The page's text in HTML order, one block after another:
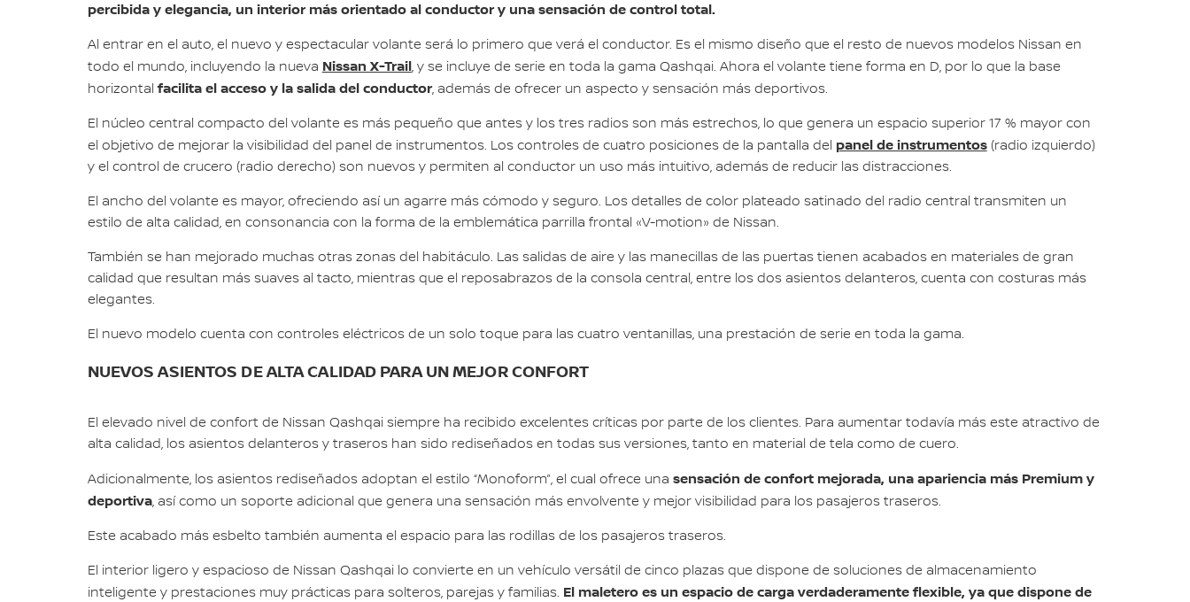
percibida y elegancia, un interior más orientado al conductor y una sensación de control total.
Al entrar en el auto, el nuevo y espectacular volante será lo primero que verá el conductor. Es el mismo diseño que el resto de nuevos modelos Nissan en
todo el mundo, incluyendo la nueva Nissan X-Trail, y se incluye de serie en toda la gama Qashqai. Ahora el volante tiene forma en D, por lo que la base
horizontalfacilita el acceso y la salida del conductor, además de ofrecer un aspecto y sensación más deportivos.
El núcleo central compacto del volante es más pequeño que antes y los tres radios son más estrechos, lo que genera un espacio superior 17 % mayor con
el objetivo de mejorar la visibilidad del panel de instrumentos. Los controles de cuatro posiciones de la pantalla del panel de instrumentos(radio izquierdo)
y el control de crucero (radio derecho) son nuevos y permiten al conductor un uso más intuitivo, además de reducir las distracciones.
El ancho del volante es mayor, ofreciendo así un agarre más cómodo y seguro. Los detalles de color plateado satinado del radio central transmiten un
estilo de alta calidad, en consonancia con la forma de la emblemática parrilla frontal «V-motion» de Nissan.
También se han mejorado muchas otras zonas del habitáculo. Las salidas de aire y las manecillas de las puertas tienen acabados en materiales de gran
calidad que resultan más suaves al tacto, mientras que el reposabrazos de la consola central, entre los dos asientos delanteros, cuenta con costuras más
elegantes.
El nuevo modelo cuenta con controles eléctricos de un solo toque para las cuatro ventanillas, una prestación de serie en toda la gama.
NUEVOS ASIENTOS DE ALTA CALIDAD PARA UN MEJOR CONFORT
El elevado nivel de confort de Nissan Qashqai siempre ha recibido excelentes críticas por parte de los clientes. Para aumentar todavía más este atractivo de
alta calidad, los asientos delanteros y traseros han sido rediseñados en todas sus versiones, tanto en material de tela como de cuero.
Adicionalmente, los asientos rediseñados adoptan el estilo “Monoform”, el cual ofrece una sensación de confort mejorada, una apariencia más Premium y
deportiva, así como un soporte adicional que genera una sensación más envolvente y mejor visibilidad para los pasajeros traseros.
Este acabado más esbelto también aumenta el espacio para las rodillas de los pasajeros traseros.
El interior ligero y espacioso de Nissan Qashqai lo convierte en un vehículo versátil de cinco plazas que dispone de soluciones de almacenamiento
inteligente y prestaciones muy prácticas para solteros, parejas y familias. El maletero es un espacio de carga verdaderamente flexible, ya que dispone de